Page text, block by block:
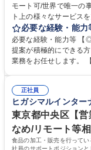
モート可/世界で唯一の事業/福利厚
ト上の様々なサービス
討、イベント運営など
や成長に貢献している部署です。 会社の全メンバー
発揮できる環境を整え
新たな施策検討を積極
幅広い業務の体得が可
募集職種 【総務】未経
再雇用有
必要な経験・能力
必要な経験・能力等 【
提案が積極的にできる
業務をお任せします。 【こんな方が活躍できる職種です】 ・仕組化が好
対処できる・新しいこ
取得や通信教育など費
賃の50%（月額7万円まで）を補助 学歴・資格
力： 資格：
正社員
ヒガシマルインター
東京都中央区【
なめ/リモート等
食品の加工・販売を行って
社員のサポートポジション